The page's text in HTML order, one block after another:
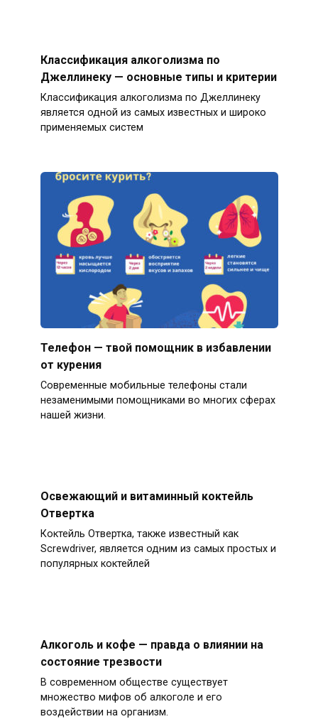
Классификация алкоголизма по
Джеллинеку — основные типы и критерии
Классификация алкоголизма по Джеллинеку
является одной из самых известных и широко
применяемых систем
Телефон — твой помощник в избавлении
от курения
Современные мобильные телефоны стали
незаменимыми помощниками во многих сферах
нашей жизни.
Освежающий и витаминный коктейль
Отвертка
Коктейль Отвертка, также известный как
Screwdriver, является одним из самых простых и
популярных коктейлей
Алкоголь и кофе — правда о влиянии на
состояние трезвости
В современном обществе существует
множество мифов об алкоголе и его
воздействии на организм.